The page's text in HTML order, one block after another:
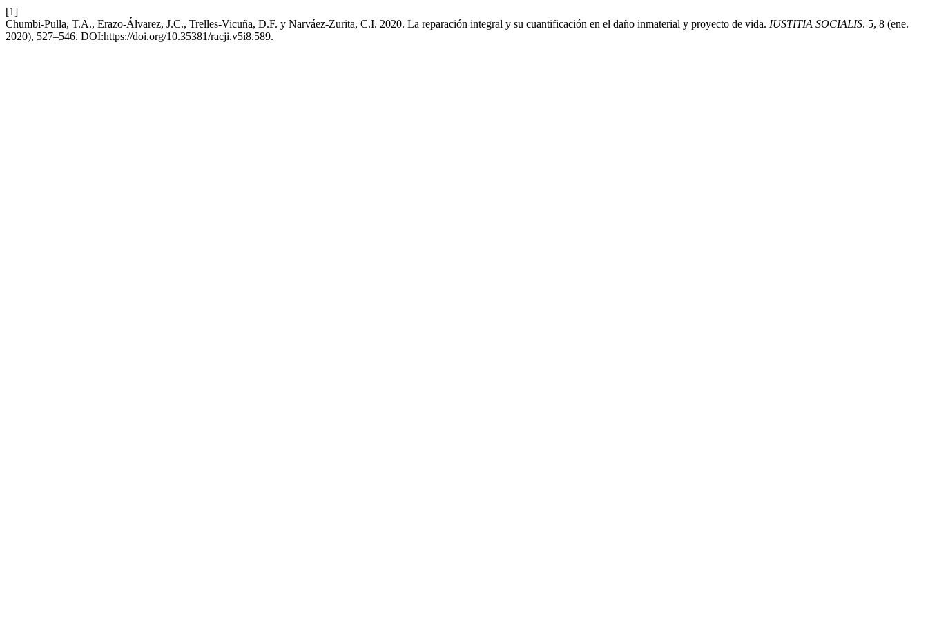
[1]
Chumbi-Pulla, T.A., Erazo-Álvarez, J.C., Trelles-Vicuña, D.F. y Narváez-Zurita, C.I. 2020. La reparación integral y su cuantificación en el daño inmaterial y proyecto de vida. IUSTITIA SOCIALIS. 5, 8 (ene.
2020), 527–546. DOI:https://doi.org/10.35381/racji.v5i8.589.